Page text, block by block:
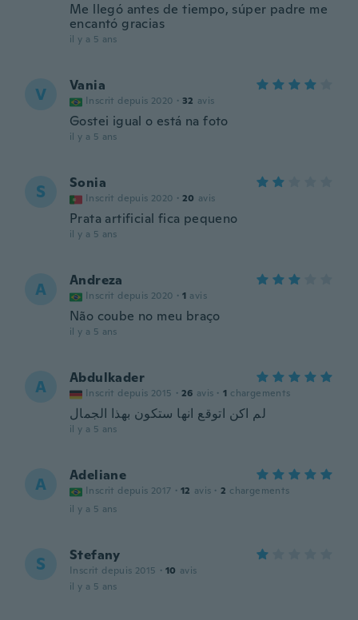
Me llegó antes de tiempo, súper padre me
encantó gracias
il y a 5 ans
V Vania
Inscrit depuis 2020 · 32 avis
Gostei igual o está na foto
il y a 5 ans
S Sonia
Inscrit depuis 2020 · 20 avis
Prata artificial fica pequeno
il y a 5 ans
A Andreza
Inscrit depuis 2020 · 1 avis
Não coube no meu braço
il y a 5 ans
A Abdulkader
Inscrit depuis 2015 · 26 avis · 1 chargements
لم اكن اتوقع انها ستكون بهذا الجمال
il y a 5 ans
A Adeliane
Inscrit depuis 2017 · 12 avis · 2 chargements
il y a 5 ans
S Stefany
Inscrit depuis 2015 · 10 avis
il y a 5 ans